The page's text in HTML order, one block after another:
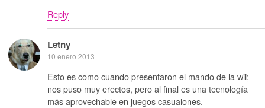
Reply
Letny
10 enero 2013
Esto es como cuando presentaron el mando de la wii;
nos puso muy erectos, pero al final es una tecnología
más aprovechable en juegos casualones.